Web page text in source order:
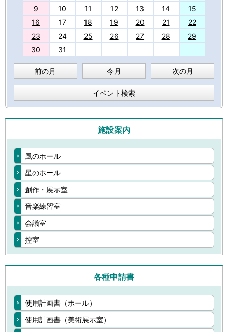
9
10 11 12 13 14
15
16
17 18 19 20 21
22
23
24 25 26 27 28
29
30
31
前の月 今月 次の月
イベント検索
施設案内
風のホール
星のホール
創作・展示室
音楽練習室
会議室
控室
各種申請書
使用計画書（ホール）
使用計画書（美術展示室）